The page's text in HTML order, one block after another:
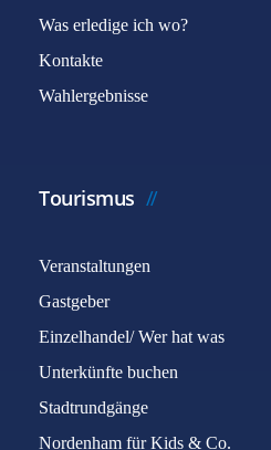
Was erledige ich wo?
Kontakte
Wahlergebnisse
Tourismus
Veranstaltungen
Gastgeber
Einzelhandel/ Wer hat was
Unterkünfte buchen
Stadtrundgänge
Nordenham für Kids & Co.